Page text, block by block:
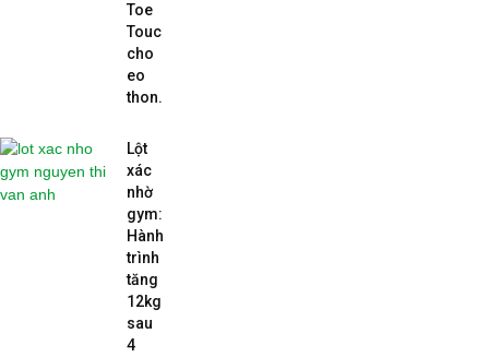
Toe
Touches
cho
eo
thon...
Lột
xác
nhờ
gym:
Hành
trình
tăng
12kg
sau
4